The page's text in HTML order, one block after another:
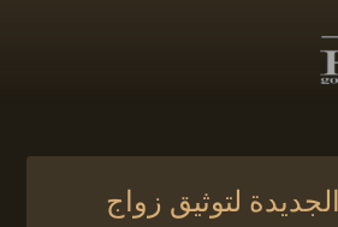
الجديدة لتوثيق زواج